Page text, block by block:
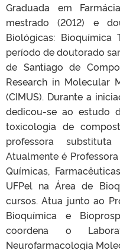
Graduada em
mestrado (2012) e
Biológicas: Bioquímica
período de doutorado
de Santiago de
Research in Molecular
(CIMUS). Durante a
dedicou-se ao estudo
toxicologia de
professora
Atualmente é
Químicas,
UFPel na Área de
cursos. Atua junto ao
Bioquímica e
coordena o
Neurofarmacologia